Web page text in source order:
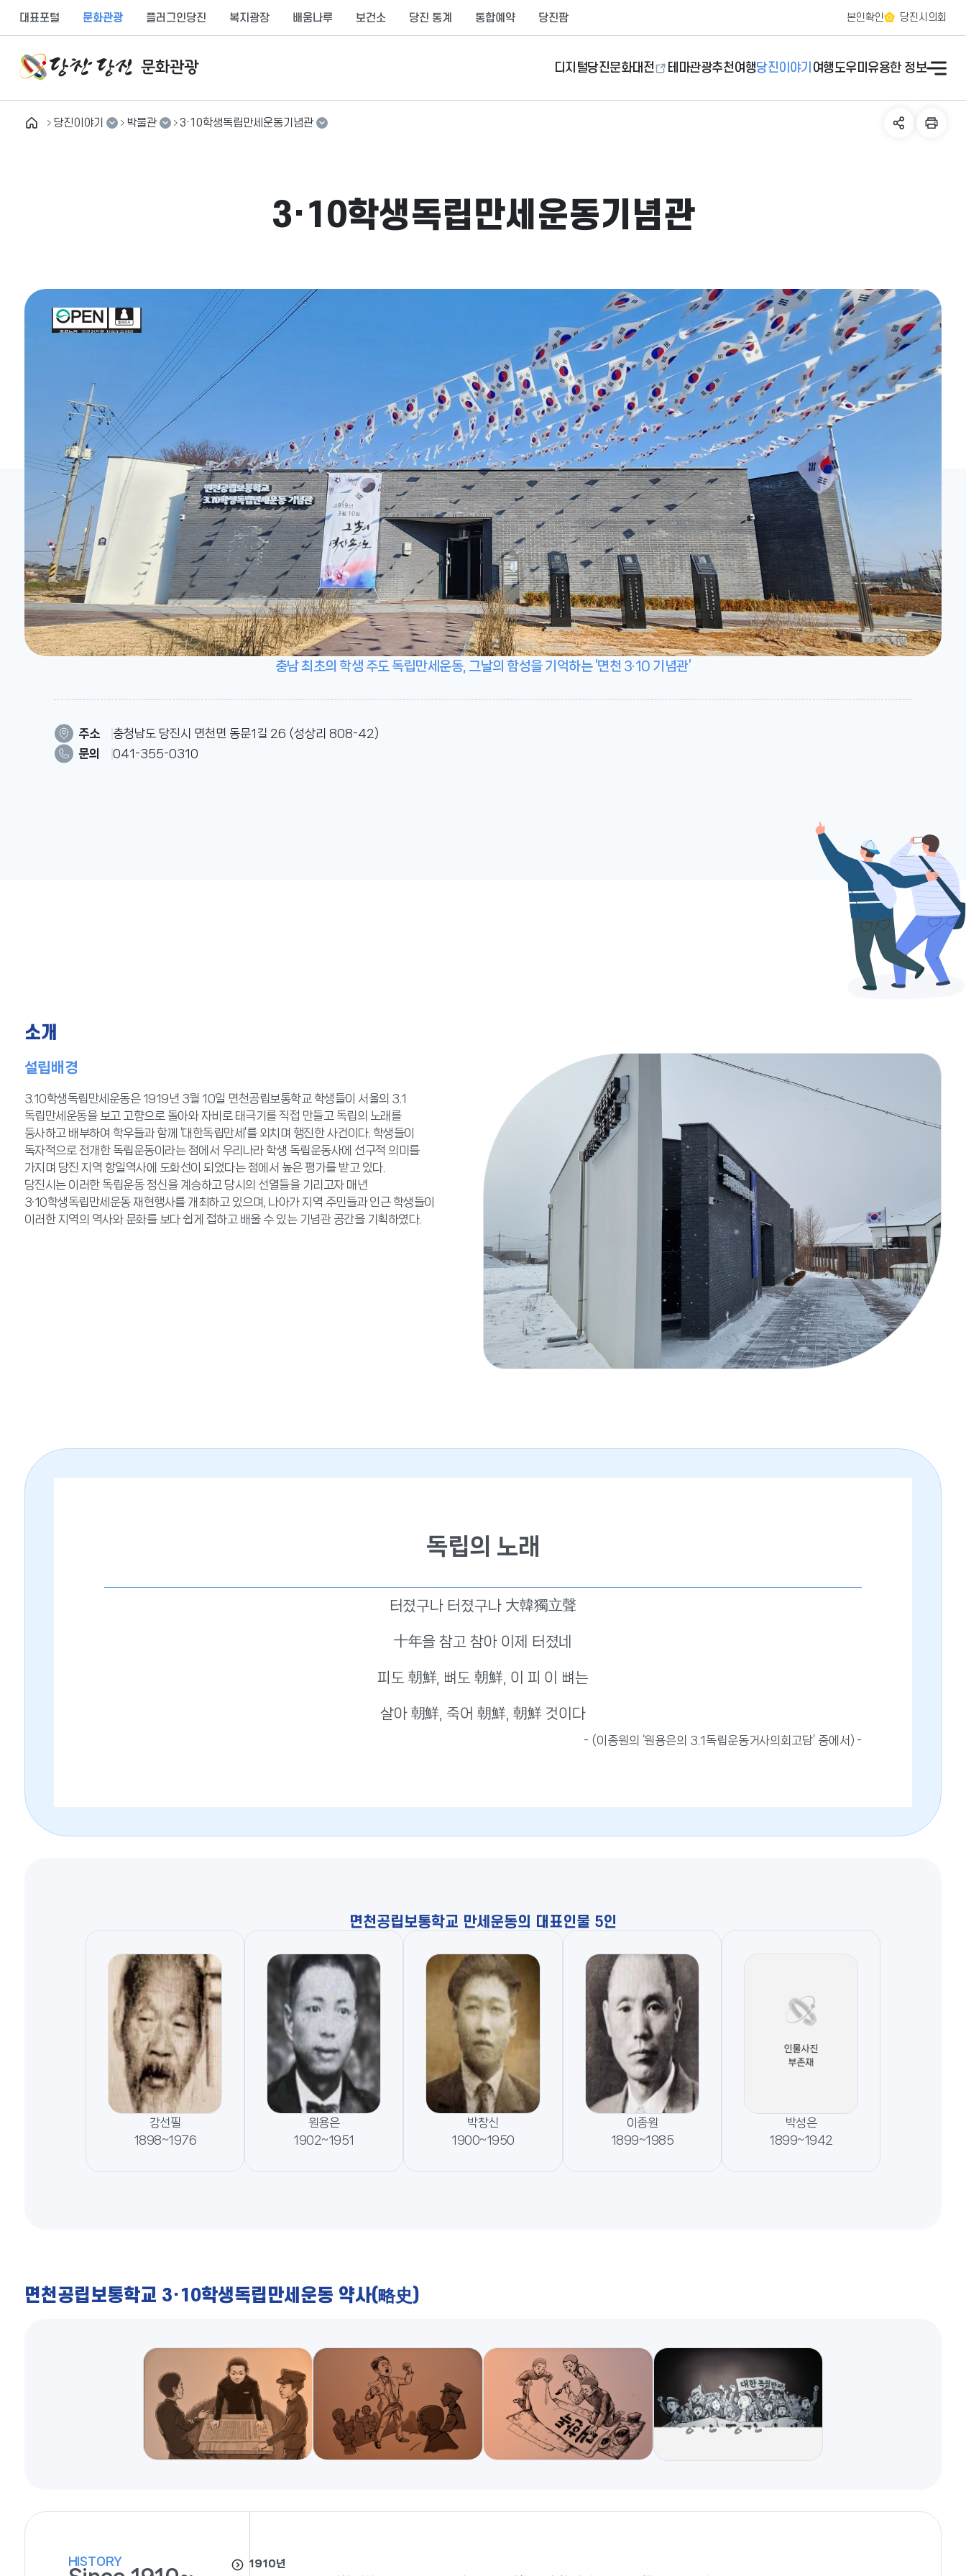
대표포털 문화관광 플러그인당진 복지광장 배움나루 보건소 당진 통계 통합예약 당진팜 본인확인 당진시의회
디지털당진문화대전 테마관광추천여행당진이야기 여행도우미 유용한 정보
당진이야기 박물관
산업관광
체험관광
3·10학생독립만세운동기념관
합덕수리민속박물관
한국도량형박물관
3·10학생독립만세운동기념관
주소
충청남도 당진시 면천면 동문1길 26 (성상리 808-42)
문의
041-355-0310
충남 최초의 학생 주도 독립만세운동, 그날의 함성을 기억하는 ‘면천 3·10 기념관’
소개
설립배경
3.10학생독립만세운동은 1919년 3월 10일 면천공립보통학교 학생들이 서울의 3.1
독립만세운동을 보고 고향으로 돌아와 자비로 태극기를 직접 만들고 독립의 노래를
등사하고 배부하여 학우들과 함께 ‘대한독립만세’를 외치며 행진한 사건이다. 학생들이
독자적으로 전개한 독립운동이라는 점에서 우리나라 학생 독립운동사에 선구적 의미를
가지며 당진 지역 항일역사에 도화선이 되었다는 점에서 높은 평가를 받고 있다.
당진시는 이러한 독립운동 정신을 계승하고 당시의 선열들을 기리고자 매년
3·10학생독립만세운동 재현행사를 개최하고 있으며, 나아가 지역 주민들과 인근 학생들이
이러한 지역의 역사와 문화를 보다 쉽게 접하고 배울 수 있는 기념관 공간을 기획하였다.
독립의 노래
터졌구나 터졌구나 大韓獨立聲
十年을 참고 참아 이제 터졌네
피도 朝鮮, 뼈도 朝鮮, 이 피 이 뼈는
살아 朝鮮, 죽어 朝鮮, 朝鮮 것이다
- (이종원의 ‘원용은의 3.1독립운동거사의회고담’ 중에서) -
면천공립보통학교 만세운동의 대표인물 5인
강선필
1898~1976
원용은
1902~1951
박창신
1900~1950
이종원
1899~1985
박성은
1899~1942
면천공립보통학교 3·10학생독립만세운동 약사(略史)
HISTORY 1910년
을